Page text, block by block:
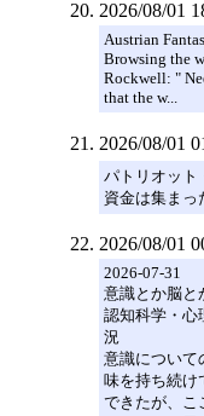
2026/08/01
Austrian
Browsing the
Rockwell: "
that the w...
2026/08/01
パトリオット
資金は集まっ
2026/08/01
2026-07-31
意識とか脳と
認知科学・心
況
意識について
味を持ち続け
できたが、こ